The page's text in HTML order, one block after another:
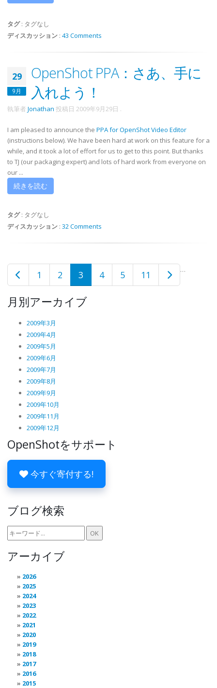
タグ: タグなし
ディスカッション : 43 Comments
29
9月
OpenShot PPA：さあ、手に
入れよう！
執筆者 Jonathan 投稿日 2009年9月29日 .
I am pleased to announce the PPA for OpenShot Video Editor
(instructions below). We have been hard at work on this feature for a
while, and it took a lot of effort for us to get to this point. But thanks
to TJ (our packaging expert) and lots of hard work from everyone on
our ...
続きを読む
タグ: タグなし
ディスカッション : 32 Comments
1 2 3 4 5 …
11
月別アーカイブ
2009年3月
2009年4月
2009年5月
2009年6月
2009年7月
2009年8月
2009年9月
2009年10月
2009年11月
2009年12月
OpenShotをサポート
今すぐ寄付する!
ブログ検索
アーカイブ
2026
2025
2024
2023
2022
2021
2020
2019
2018
2017
2016
2015